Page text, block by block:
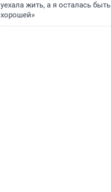
уехала жить, а я осталась быть
хорошей»